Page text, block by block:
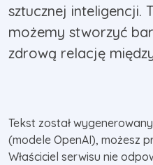
sztucznej inteligencji.
możemy stworzyć
zdrową relację
Tekst został
(modele OpenAI), możesz
Właściciel serwisu nie